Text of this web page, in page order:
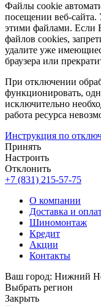
Файлы cookie
посещении веб-сайта.
этими файлами. Если
файлов cookies,
удалите уже
браузера или
При отключении
функционировать,
исключительно
работа ресурса
Инструкция по
Принять
Настроить
Отклонить
+7 (831) 215-57-75
О компании
Доставка и
Шиномонтаж
Кредит
Акции
Контакты
Ваш город: Нижний
Выбрать регион
Закрыть